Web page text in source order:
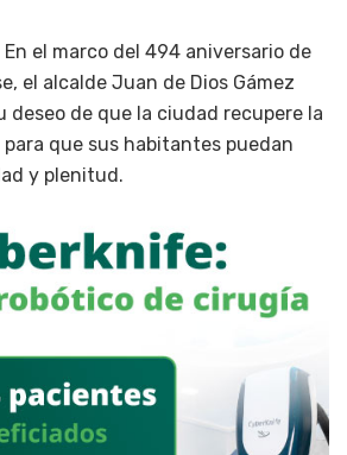
En el marco del 494 aniversario de
el alcalde Juan de Dios Gámez
deseo de que la ciudad recupere la
que sus habitantes puedan
y plenitud.